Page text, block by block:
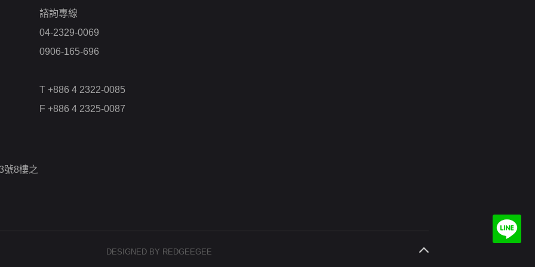
諮詢專線
04-2329-0069
0906-165-696
T +886 4 2322-0085
F +886 4 2325-0087
號8樓之
DESIGNED BY REDGEEGEE